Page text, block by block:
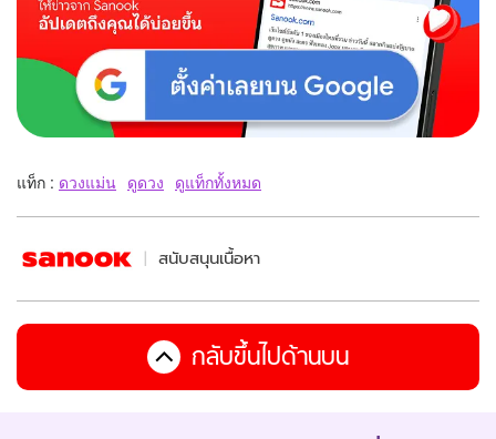
แท็ก : ดวงแม่น ดูดวง ดูแท็กทั้งหมด
สนับสนุนเนื้อหา
กลับขึ้นไปด้านบน